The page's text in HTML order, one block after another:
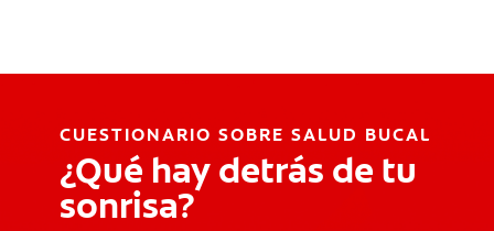
CUESTIONARIO SOBRE SALUD BUCAL
¿Qué hay detrás de tu
sonrisa?